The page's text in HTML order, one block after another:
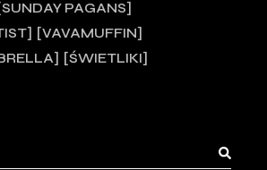
SUNDAY PAGANS
VAVAMUFFIN
ŚWIETLIKI